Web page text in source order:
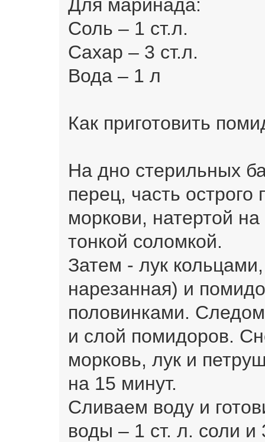
Для маринада:
Соль – 1 ст.л.
Сахар – 3 ст.л.
Вода – 1 л
Как приготовить
На дно стерильных
перец, часть
моркови, натертой
тонкой соломкой.
Затем - лук
нарезанная) и
половинками.
и слой помидоров.
морковь, лук и
на 15 минут.
Сливаем воду и
воды – 1 ст. л. соли и